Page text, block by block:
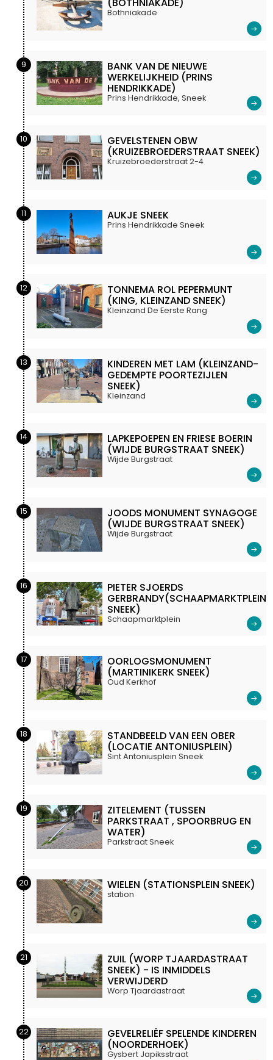
(BOTHNIAKADE)
Bothniakade
9 BANK VAN DE NIEUWE
WERKELIJKHEID (PRINS
HENDRIKKADE)
Prins Hendrikkade, Sneek
10 GEVELSTENEN OBW
(KRUIZEBROEDERSTRAAT SNEEK)
Kruizebroederstraat 2-4
11 AUKJE SNEEK
Prins Hendrikkade Sneek
12 TONNEMA ROL PEPERMUNT
(KING, KLEINZAND SNEEK)
Kleinzand De Eerste Rang
13 KINDEREN MET LAM (KLEINZAND-
GEDEMPTE POORTEZIJLEN
SNEEK)
Kleinzand
14 LAPKEPOEPEN EN FRIESE BOERIN
(WIJDE BURGSTRAAT SNEEK)
Wijde Burgstraat
15 JOODS MONUMENT SYNAGOGE
(WIJDE BURGSTRAAT SNEEK)
Wijde Burgstraat
16 PIETER SJOERDS
GERBRANDY(SCHAAPMARKTPLEIN
SNEEK)
Schaapmarktplein
17 OORLOGSMONUMENT
(MARTINIKERK SNEEK)
Oud Kerkhof
18 STANDBEELD VAN EEN OBER
(LOCATIE ANTONIUSPLEIN)
Sint Antoniusplein Sneek
19 ZITELEMENT (TUSSEN
PARKSTRAAT , SPOORBRUG EN
WATER)
Parkstraat Sneek
20 WIELEN (STATIONSPLEIN SNEEK)
station
21 ZUIL (WORP TJAARDASTRAAT
SNEEK) - IS INMIDDELS
VERWIJDERD
Worp Tjaardastraat
22 GEVELRELIËF SPELENDE KINDEREN
(NOORDERHOEK)
Gysbert Japiksstraat